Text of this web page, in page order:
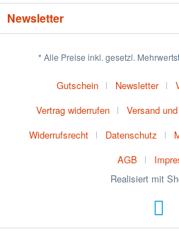
Newsletter
* Alle Preise inkl. gesetzl.
Gutschein Newsletter
Vertrag widerrufen
Versand
Widerrufsrecht
Datenschutz
AGB
Realisiert mit